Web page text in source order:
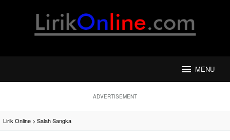
MENU
ADVERTISEMENT
Lirik Online > Salah Sangka